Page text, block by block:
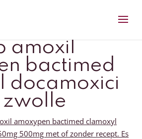
amoxil
bactimed
docamoxici
zwolle
amoxypen bactimed clamoxyl
500mg met of zonder recept. Es